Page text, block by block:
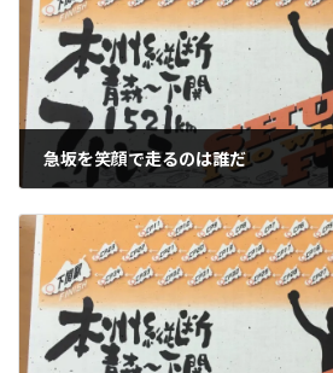
急坂を笑顔で走るのは誰だ